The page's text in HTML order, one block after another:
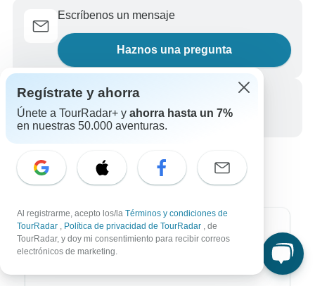
Escríbenos un mensaje
Haznos una pregunta
Llámanos
+34 933 938 984
Destinos más populares
Regístrate y ahorra
Únete a TourRadar+ y ahorra hasta un 7%
en nuestras 50.000 aventuras.
Al registrarme, acepto los/la Términos y condiciones de
TourRadar , Política de privacidad de TourRadar , de
TourRadar, y doy mi consentimiento para recibir correos
electrónicos de marketing.